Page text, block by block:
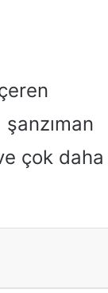
çok daha